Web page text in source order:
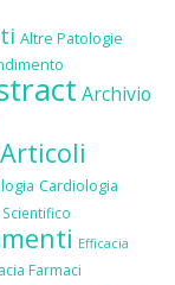
Altre Patologie
Archivio
Articoli
Cardiologia
Efficacia
Farmaci